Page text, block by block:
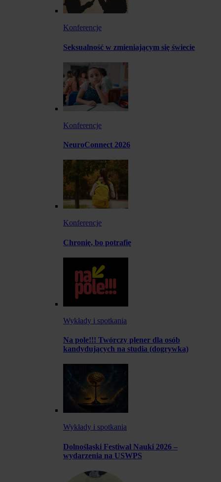
Konferencje
Seksualność w zmieniającym się świecie
Konferencje
NeuroConnect 2026
Konferencje
Chronię, bo potrafię
Wykłady i spotkania
Na pole!!! Twórczy plener dla osób
kandydujących na studia (dogrywka)
Wykłady i spotkania
Dolnośląski Festiwal Nauki 2026 –
wydarzenia na USWPS